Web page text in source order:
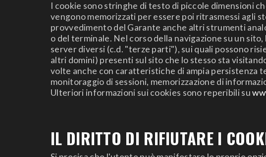
I cookie sono stringhe di testo di piccole dimensioni
vengono memorizzati per essere poi ritrasmessi agli
provvedimento del Garante anche altri strumenti
o del terminale. Nel corso della navigazione su un
server diversi (c.d. "terze parti"), sui quali possono
altri domini) presenti sul sito che lo stesso sta
volte anche con caratteristiche di ampia persistenza
monitoraggio di sessioni, memorizzazione di
Ulteriori informazioni sui cookies sono reperibili su
IL DIRITTO DI RIFIUTARE I